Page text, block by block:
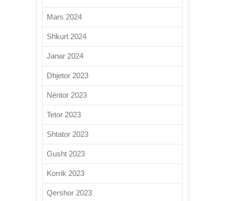
Mars 2024
Shkurt 2024
Janar 2024
Dhjetor 2023
Nëntor 2023
Tetor 2023
Shtator 2023
Gusht 2023
Korrik 2023
Qershor 2023